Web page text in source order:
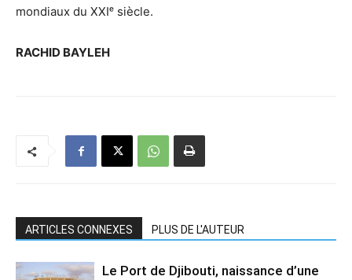
mondiaux du XXIᵉ siècle.
RACHID BAYLEH
ARTICLES CONNEXES PLUS DE L'AUTEUR
Le Port de Djibouti, naissance d’une